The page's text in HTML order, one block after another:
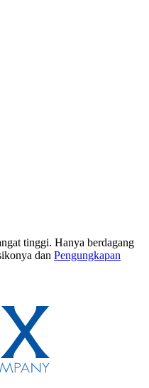
tinggi. Hanya berdagang
dan Pengungkapan